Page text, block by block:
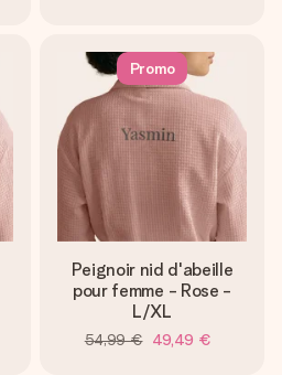
Promo
Peignoir nid d'abeille
pour femme - Rose -
L/XL
54,99 € 49,49 €